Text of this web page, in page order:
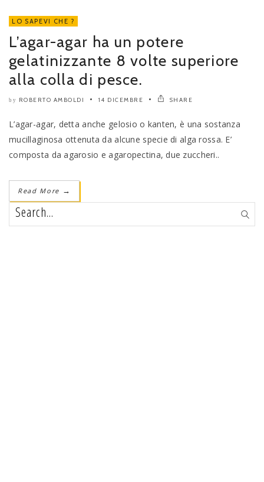
LO SAPEVI CHE ?
L’agar-agar ha un potere
gelatinizzante 8 volte superiore
alla colla di pesce.
by ROBERTO AMBOLDI 14 DICEMBRE SHARE
L’agar-agar, detta anche gelosio o kanten, è una sostanza
mucillaginosa ottenuta da alcune specie di alga rossa. E’
composta da agarosio e agaropectina, due zuccheri..
Read More →